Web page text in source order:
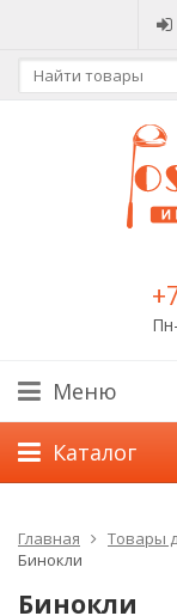
Меню
Каталог
Главная Товары
Бинокли
Бинокли